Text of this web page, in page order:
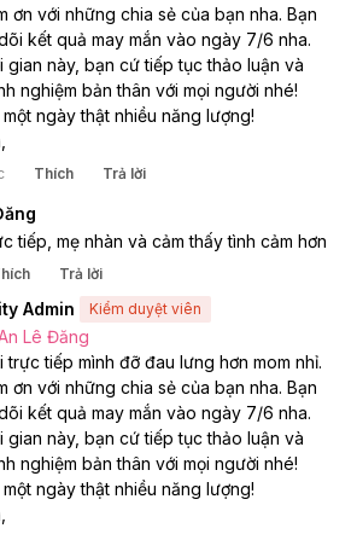
ơn với những chia sẻ của bạn nha. Bạn
kết quả may mắn vào ngày 7/6 nha.
gian này, bạn cứ tiếp tục thảo luận và
nghiệm bản thân với mọi người nhé!
ngày thật nhiều năng lượng!
Thích Trả lời
tiếp, mẹ nhàn và cảm thấy tình cảm hơn
Trả lời
Admin Kiểm duyệt viên
Lê Đăng
trực tiếp mình đỡ đau lưng hơn mom nhỉ.
ơn với những chia sẻ của bạn nha. Bạn
kết quả may mắn vào ngày 7/6 nha.
gian này, bạn cứ tiếp tục thảo luận và
nghiệm bản thân với mọi người nhé!
ngày thật nhiều năng lượng!